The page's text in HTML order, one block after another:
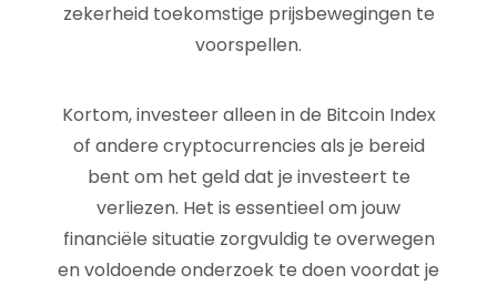
zekerheid toekomstige prijsbewegingen te
voorspellen.
Kortom, investeer alleen in de Bitcoin Index
of andere cryptocurrencies als je bereid
bent om het geld dat je investeert te
verliezen. Het is essentieel om jouw
financiële situatie zorgvuldig te overwegen
en voldoende onderzoek te doen voordat je